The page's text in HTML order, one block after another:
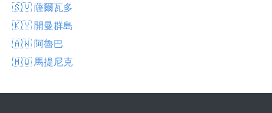
🇸🇻 薩爾瓦多
🇰🇾 開曼群島
🇦🇼 阿魯巴
🇲🇶 馬提尼克